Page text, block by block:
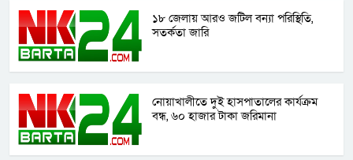
১৮ জেলায় আরও জটিল বন্যা পরিস্থিতি,
সতর্কতা জারি
নোয়াখালীতে দুই হাসপাতালের কার্যক্রম
বন্ধ, ৬০ হাজার টাকা জরিমানা